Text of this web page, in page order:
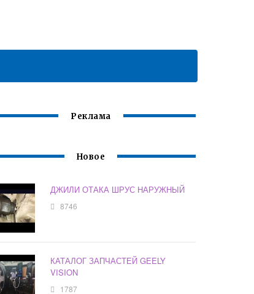
Реклама
Новое
ДЖИЛИ ОТАКА ШРУС НАРУЖНЫЙ
8746
КАТАЛОГ ЗАПЧАСТЕЙ GEELY
VISION
1787